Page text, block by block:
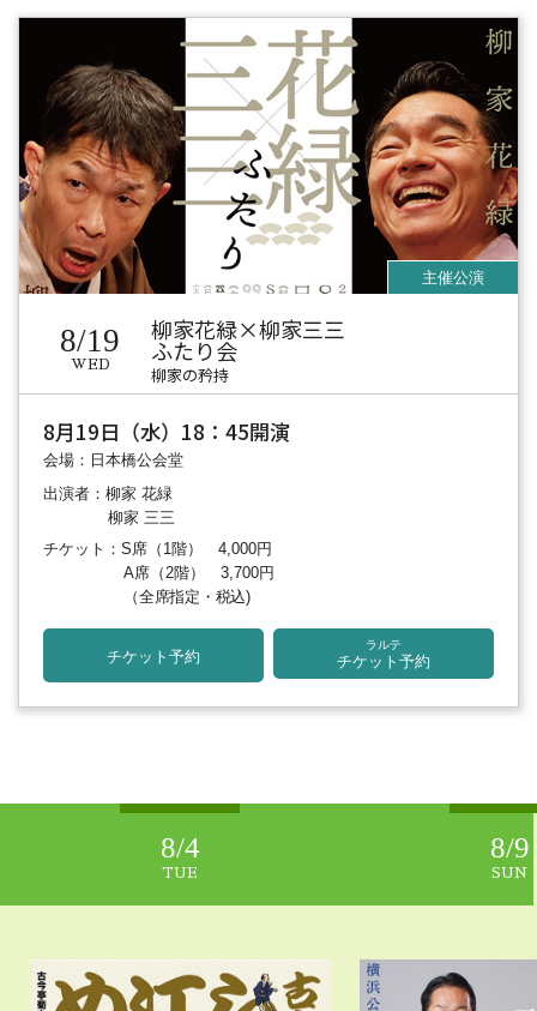
8/19
WED
柳家花緑×柳家三三
ふたり会
柳家の矜持
8月19日（水）18：45開演
会場：日本橋公会堂
出演者：柳家 花緑
柳家 三三
チケット：S席（1階） 4,000円
A席（2階） 3,700円
（全席指定・税込)
チケット予約
ラルテ
チケット予約